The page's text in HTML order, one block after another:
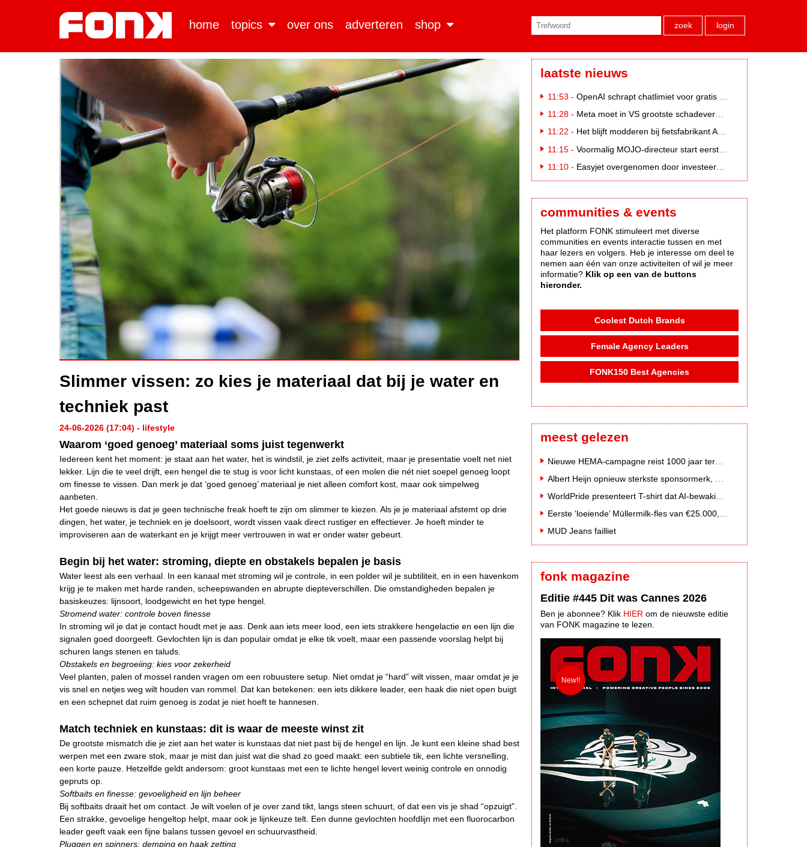
home topics over ons adverteren shop zoek login
Slimmer vissen: zo kies je materiaal dat bij je water en
techniek past
24-06-2026 (17:04) - lifestyle
Waarom ‘goed genoeg’ materiaal soms juist tegenwerkt
Iedereen kent het moment: je staat aan het water, het is windstil, je ziet zelfs activiteit, maar je presentatie voelt net niet
lekker. Lijn die te veel drijft, een hengel die te stug is voor licht kunstaas, of een molen die nét niet soepel genoeg loopt
om finesse te vissen. Dan merk je dat ‘goed genoeg’ materiaal je niet alleen comfort kost, maar ook simpelweg
aanbeten.
Het goede nieuws is dat je geen technische freak hoeft te zijn om slimmer te kiezen. Als je je materiaal afstemt op drie
dingen, het water, je techniek en je doelsoort, wordt vissen vaak direct rustiger en effectiever. Je hoeft minder te
improviseren aan de waterkant en je krijgt meer vertrouwen in wat er onder water gebeurt.
Begin bij het water: stroming, diepte en obstakels bepalen je basis
Water leest als een verhaal. In een kanaal met stroming wil je controle, in een polder wil je subtiliteit, en in een havenkom
krijg je te maken met harde randen, scheepswanden en abrupte diepteverschillen. Die omstandigheden bepalen je
basiskeuzes: lijnsoort, loodgewicht en het type hengel.
Stromend water: controle boven finesse
In stroming wil je dat je contact houdt met je aas. Denk aan iets meer lood, een iets strakkere hengelactie en een lijn die
signalen goed doorgeeft. Gevlochten lijn is dan populair omdat je elke tik voelt, maar een passende voorslag helpt bij
schuren langs stenen en taluds.
Obstakels en begroeiing: kies voor zekerheid
Veel planten, palen of mossel randen vragen om een robuustere setup. Niet omdat je “hard” wilt vissen, maar omdat je je
vis snel en netjes weg wilt houden van rommel. Dat kan betekenen: een iets dikkere leader, een haak die niet open buigt
en een schepnet dat ruim genoeg is zodat je niet hoeft te hannesen.
Match techniek en kunstaas: dit is waar de meeste winst zit
De grootste mismatch die je ziet aan het water is kunstaas dat niet past bij de hengel en lijn. Je kunt een kleine shad best
werpen met een zware stok, maar je mist dan juist wat die shad zo goed maakt: een subtiele tik, een lichte versnelling,
een korte pauze. Hetzelfde geldt andersom: groot kunstaas met een te lichte hengel levert weinig controle en onnodig
gepruts op.
Softbaits en finesse: gevoeligheid en lijn beheer
Bij softbaits draait het om contact. Je wilt voelen of je over zand tikt, langs steen schuurt, of dat een vis je shad “opzuigt”.
Een strakke, gevoelige hengeltop helpt, maar ook je lijnkeuze telt. Een dunne gevlochten hoofdlijn met een fluorocarbon
leader geeft vaak een fijne balans tussen gevoel en schuurvastheid.
Pluggen en spinners: demping en haak zetting
laatste nieuws
11:53 - OpenAI schrapt chatlimiet voor gratis ChatGPT-gebruikers
11:28 - Meta moet in VS grootste schadevergoeding ooit betalen: 567 miljoen dollar
11:22 - Het blijft modderen bij fietsfabrikant Accell. Krijgt uitstel van betaling
11:15 - Voormalig MOJO-directeur start eerste country radiozender. van Nederland
11:10 - Easyjet overgenomen door investeerder Apollo
communities & events
Het platform FONK stimuleert met diverse
communities en events interactie tussen en met
haar lezers en volgers. Heb je interesse om deel te
nemen aan één van onze activiteiten of wil je meer
informatie? Klik op een van de buttons
hieronder.
Coolest Dutch Brands
Female Agency Leaders
FONK150 Best Agencies
meest gelezen
MUD Jeans failliet
fonk magazine
Editie #445 Dit was Cannes 2026
Ben je abonnee? Klik HIER om de nieuwste editie
van FONK magazine te lezen.